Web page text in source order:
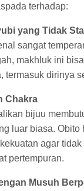
terhadap:
yang Tidak
sangat
makhluk ini
termasuk dirinya
Chakra
bijuu
luar biasa. Obito
agar
pertempuran.
Musuh